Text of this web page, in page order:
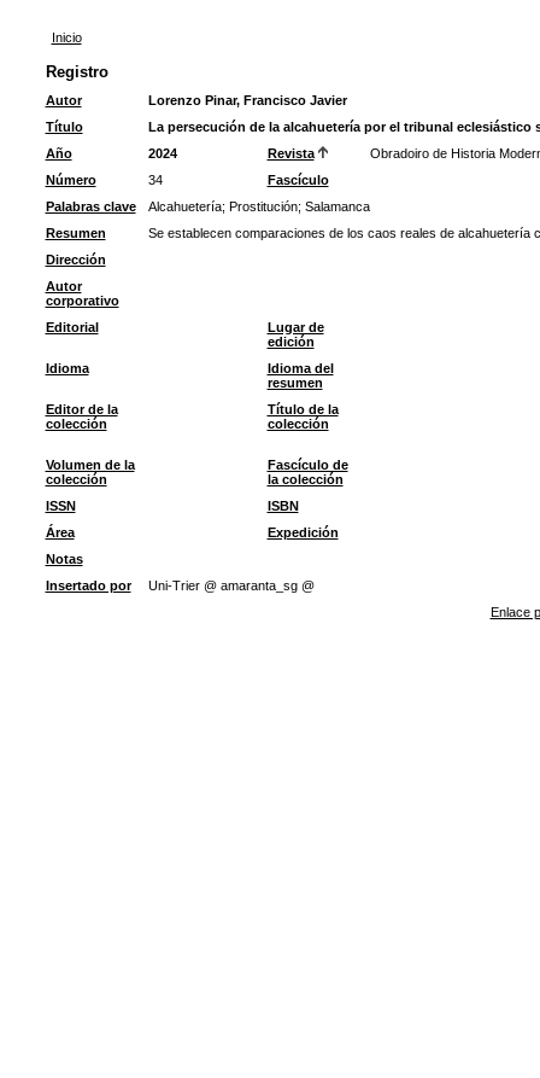
Inicio
Registro
Autor
Lorenzo Pinar, Francisco Javier
Título
La persecución de la alcahuetería por el tribunal eclesiástico
Año
2024 Revista
Obradoiro de Historia
Número
34
Fascículo
Palabras clave
Alcahuetería; Prostitución; Salamanca
Resumen
Se establecen comparaciones de los caos reales de alcahuetería
Dirección
Autor
corporativo
Editorial
Lugar de
edición
Idioma
Idioma del
resumen
Editor de la
colección
Título de la
colección
Volumen de la
colección
Fascículo de
la colección
ISSN
ISBN
Área
Expedición
Notas
Insertado por
Uni-Trier @ amaranta_sg @
Enlace